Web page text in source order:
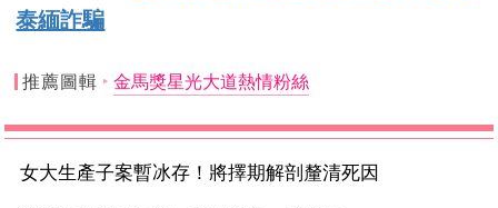
泰緬詐騙
推薦圖輯 金馬獎星光大道熱情粉絲
女大生產子案暫冰存！將擇期解剖釐清死因